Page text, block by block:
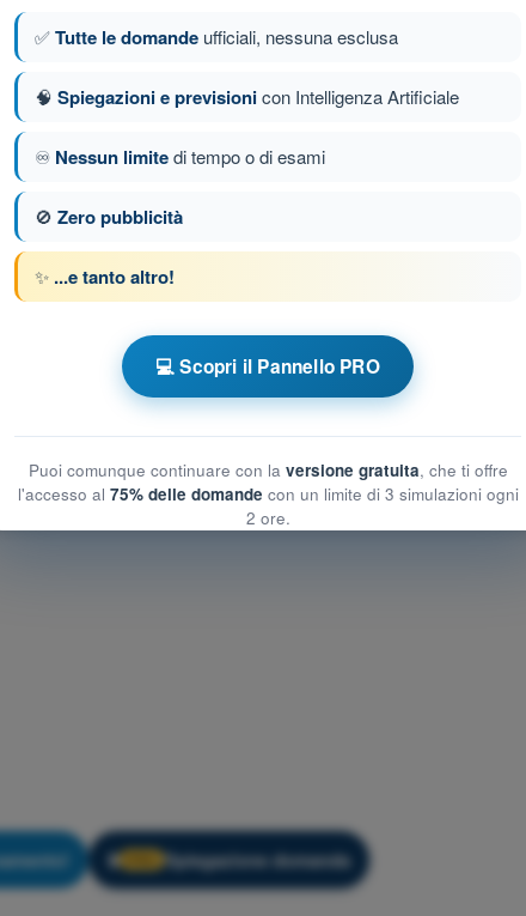
aumentando decisamente l'incidenza.
128 di 149
tempo Quiz Paramotore
Allenamento Paramotore - Tecnica di Pilotaggio
🔒 Spiegazione domanda
✅Tutte le domande ufficiali, nessuna esclusa
🧠 Spiegazioni e previsionicon Intelligenza Artificiale
♾️ Nessun limitedi tempo o di esami
🚫 Zero pubblicità
✨ ...e tanto altro!
💻 Scopri il Pannello PRO
Puoi comunque continuare con la versione gratuita, che ti offre
l'accesso al 75% delle domande con un limite di 3 simulazioni ogni
2 ore.